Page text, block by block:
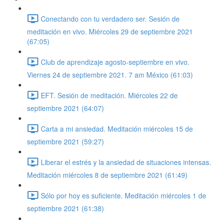
Conectando con tu verdadero ser. Sesión de
meditación en vivo. Miércoles 29 de septiembre 2021
(67:05)
Club de aprendizaje agosto-septiembre en vivo.
Viernes 24 de septiembre 2021. 7 am México (61:03)
EFT. Sesión de meditación. Miércoles 22 de
septiembre 2021 (64:07)
Carta a mi ansiedad. Meditación miércoles 15 de
septiembre 2021 (59:27)
Liberar el estrés y la ansiedad de situaciones intensas.
Meditación miércoles 8 de septiembre 2021 (61:49)
Sólo por hoy es suficiente. Meditación miércoles 1 de
septiembre 2021 (61:38)